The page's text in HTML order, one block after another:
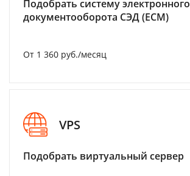
Подобрать систему электронного
документооборота СЭД (ECM)
От 1 360 руб./месяц
VPS
Подобрать виртуальный сервер